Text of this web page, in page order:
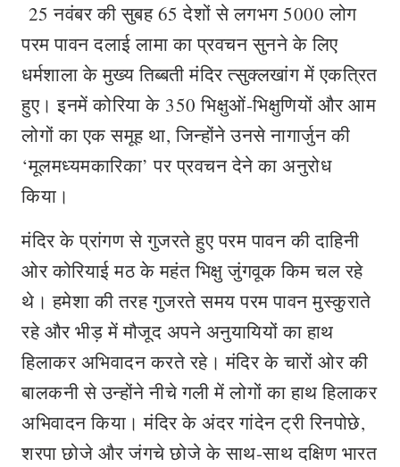
25 नवंबर की सुबह 65 देशों से लगभग 5000 लोग
परम पावन दलाई लामा का प्रवचन सुनने के लिए
धर्मशाला के मुख्य तिब्बती मंदिर त्सुक्लखांग में एकत्रित
हुए। इनमें कोरिया के 350 भिक्षुओं-भिक्षुणियों और आम
लोगों का एक समूह था, जिन्होंने उनसे नागार्जुन की
‘मूलमध्यमकारिका’ पर प्रवचन देने का अनुरोध
किया।
मंदिर के प्रांगण से गुजरते हुए परम पावन की दाहिनी
ओर कोरियाई मठ के महंत भिक्षु जुंगवूक किम चल रहे
थे। हमेशा की तरह गुजरते समय परम पावन मुस्कुराते
रहे और भीड़ में मौजूद अपने अनुयायियों का हाथ
हिलाकर अभिवादन करते रहे। मंदिर के चारों ओर की
बालकनी से उन्होंने नीचे गली में लोगों का हाथ हिलाकर
अभिवादन किया। मंदिर के अंदर गांदेन ट्री रिनपोछे,
शरपा छोजे और जंगचे छोजे के साथ-साथ दक्षिण भारत